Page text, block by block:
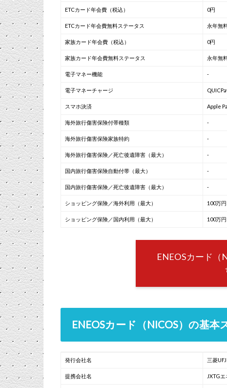
ETCカード年会費（税込） 0円
ETCカード年会費無料ステータス 永年無
家族カード年会費（税込） 0円
家族カード年会費無料ステータス 永年無
電子マネー機能 -
電子マネーチャージ
スマホ決済 Apple
海外旅行傷害保険付帯種類 -
海外旅行傷害保険家族特約 -
海外旅行傷害保険／死亡後遺障害（最大） -
国内旅行傷害保険自動付帯（最大） -
国内旅行傷害保険／死亡後遺障害（最大） -
ショッピング保険／海外利用（最大） 100万円
ショッピング保険／国内利用（最大） 100万円
ENEOSカード（
ENEOSカード（NICOS）の基本
発行会社名 三菱
提携会社名 JXTG